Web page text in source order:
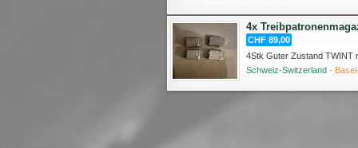
4x
CHF 89,00
Schweiz-Switzerland ·